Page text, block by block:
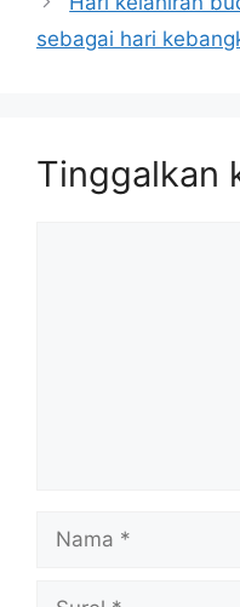
sebagai hari
Tinggalkan